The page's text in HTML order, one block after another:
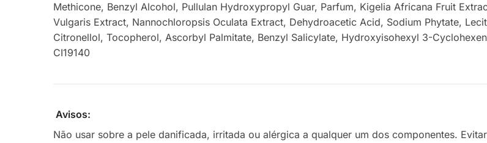
Methicone, Benzyl Alcohol, Pullulan Hydroxypropyl Guar, Parfum, Kigelia Africana Fruit
Vulgaris Extract, Nannochloropsis Oculata Extract, Dehydroacetic Acid, Sodium Phytate,
Citronellol, Tocopherol, Ascorbyl Palmitate, Benzyl Salicylate, Hydroxyisohexyl 3-
CI19140
Avisos:
Não usar sobre a pele danificada, irritada ou alérgica a qualquer um dos componentes.